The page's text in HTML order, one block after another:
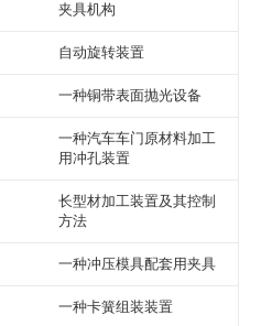
夹具机构
自动旋转装置
一种铜带表面抛光设备
一种汽车车门原材料加工
用冲孔装置
长型材加工装置及其控制
方法
一种冲压模具配套用夹具
一种卡簧组装装置